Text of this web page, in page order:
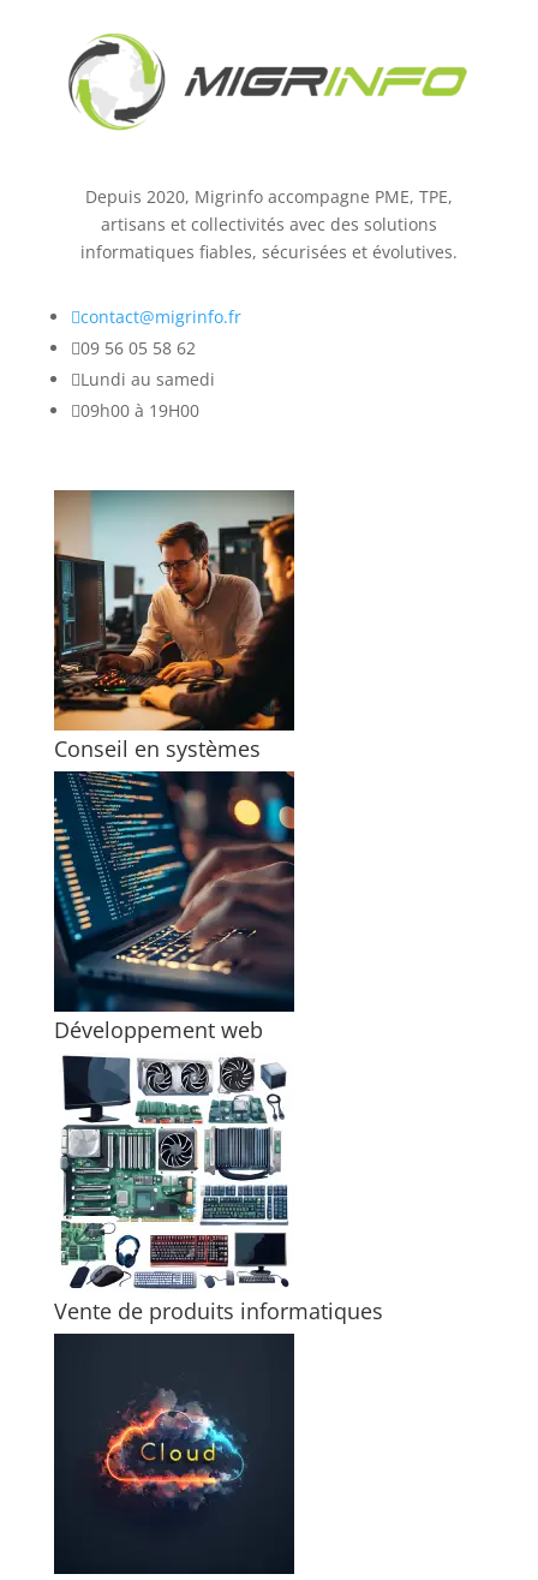
Depuis 2020, Migrinfo accompagne PME, TPE,
artisans et collectivités avec des solutions
informatiques fiables, sécurisées et évolutives.
contact@migrinfo.fr
09 56 05 58 62
Lundi au samedi
09h00 à 19H00
Conseil en systèmes
Développement web
Vente de produits informatiques